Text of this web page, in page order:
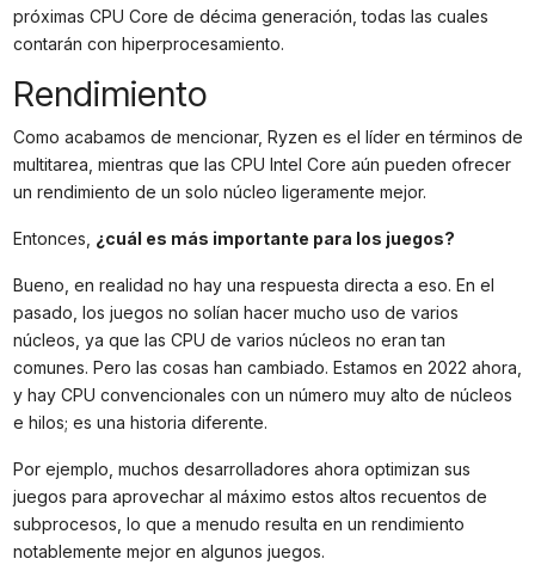
próximas CPU Core de décima generación, todas las cuales
contarán con hiperprocesamiento.
Rendimiento
Como acabamos de mencionar, Ryzen es el líder en términos de
multitarea, mientras que las CPU Intel Core aún pueden ofrecer
un rendimiento de un solo núcleo ligeramente mejor.
Entonces, ¿cuál es más importante para los juegos?
Bueno, en realidad no hay una respuesta directa a eso. En el
pasado, los juegos no solían hacer mucho uso de varios
núcleos, ya que las CPU de varios núcleos no eran tan
comunes. Pero las cosas han cambiado. Estamos en 2022 ahora,
y hay CPU convencionales con un número muy alto de núcleos
e hilos; es una historia diferente.
Por ejemplo, muchos desarrolladores ahora optimizan sus
juegos para aprovechar al máximo estos altos recuentos de
subprocesos, lo que a menudo resulta en un rendimiento
notablemente mejor en algunos juegos.